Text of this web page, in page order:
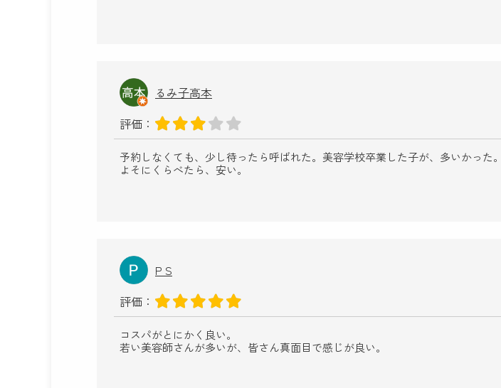
るみ子高本
評価：
予約しなくても、少し待ったら呼ばれた。美容学校卒業した子が、多いかった。
よそにくらべたら、安い。
P S
評価：
コスパがとにかく良い。
若い美容師さんが多いが、皆さん真面目で感じが良い。